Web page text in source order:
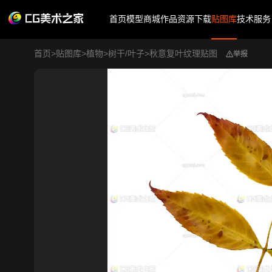
首页模型商城作品资源下载贴图库技术服务
首页>贴图库>植物>树干/叶子>秋意复叶纹理贴图 举报